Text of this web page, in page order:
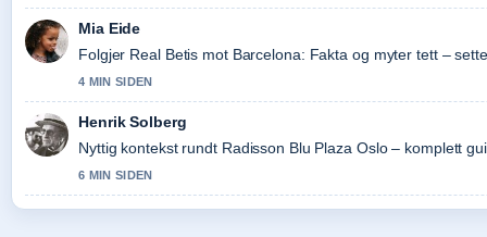
Mia Eide
Folgjer Real Betis mot Barcelona: Fakta og myter tett –
4 MIN SIDEN
Henrik Solberg
Nyttig kontekst rundt Radisson Blu Plaza Oslo – komplett
6 MIN SIDEN